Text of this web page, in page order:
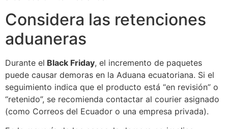
Considera las retenciones
aduaneras
Durante el Black Friday, el incremento de paquetes
puede causar demoras en la Aduana ecuatoriana. Si el
seguimiento indica que el producto está “en revisión” o
“retenido”, se recomienda contactar al courier asignado
(como Correos del Ecuador o una empresa privada).